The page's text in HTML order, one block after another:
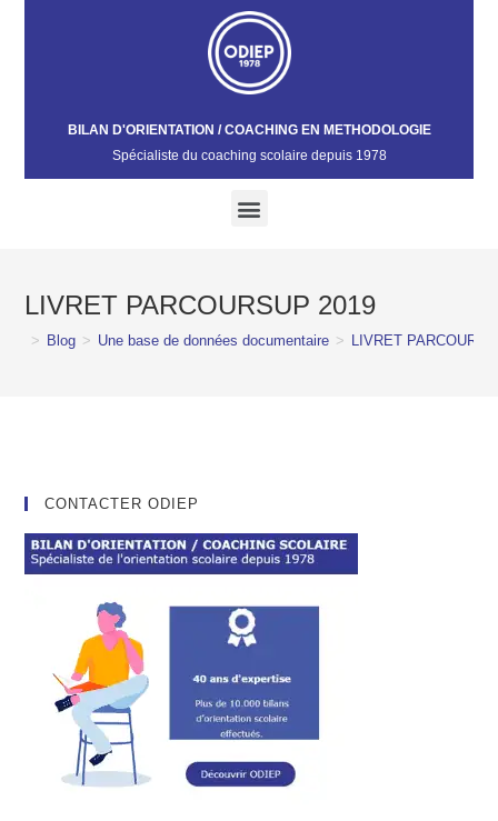
BILAN D'ORIENTATION / COACHING EN METHODOLOGIE
Spécialiste du coaching scolaire depuis 1978​
LIVRET PARCOURSUP 2019
> Blog > Une base de données documentaire > LIVRET
CONTACTER ODIEP